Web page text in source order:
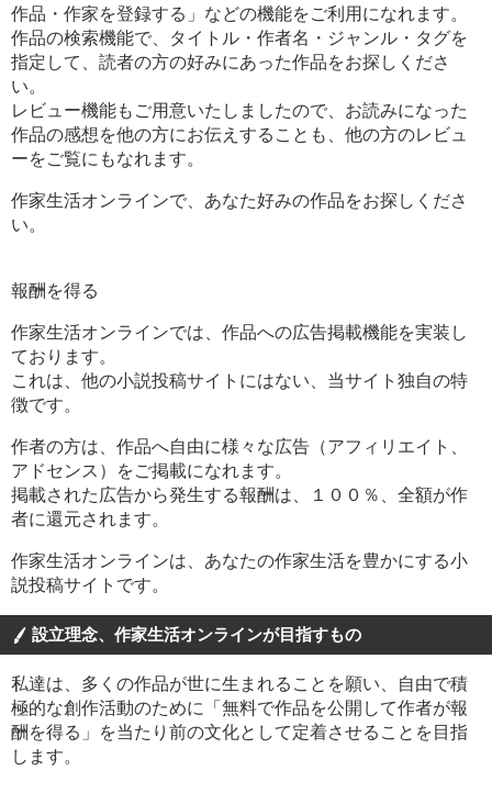
作品・作家を登録する」などの機能をご利用になれます。
作品の検索機能で、タイトル・作者名・ジャンル・タグを
指定して、読者の方の好みにあった作品をお探しくださ
い。
レビュー機能もご用意いたしましたので、お読みになった
作品の感想を他の方にお伝えすることも、他の方のレビュ
ーをご覧にもなれます。
作家生活オンラインで、あなた好みの作品をお探しくださ
い。
報酬を得る
作家生活オンラインでは、作品への広告掲載機能を実装し
ております。
これは、他の小説投稿サイトにはない、当サイト独自の特
徴です。
作者の方は、作品へ自由に様々な広告（アフィリエイト、
アドセンス）をご掲載になれます。
掲載された広告から発生する報酬は、１００％、全額が作
者に還元されます。
作家生活オンラインは、あなたの作家生活を豊かにする小
説投稿サイトです。
設立理念、作家生活オンラインが目指すもの
私達は、多くの作品が世に生まれることを願い、自由で積
極的な創作活動のために「無料で作品を公開して作者が報
酬を得る」を当たり前の文化として定着させることを目指
します。